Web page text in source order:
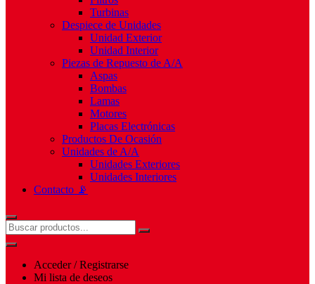
Turbinas
Despiece de Unidades
Unidad Exterior
Unidad Interior
Piezas de Repuesto de A/A
Aspas
Bombas
Lamas
Motores
Placas Electrónicas
Productos De Ocasión
Unidades de A/A
Unidades Exteriores
Unidades Interiores
Contacto 📡
Acceder / Registrarse
Mi lista de deseos